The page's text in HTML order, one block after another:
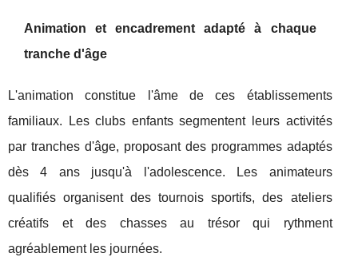
Animation et encadrement adapté à chaque
tranche d'âge
L'animation constitue l'âme de ces établissements
familiaux. Les clubs enfants segmentent leurs activités
par tranches d'âge, proposant des programmes adaptés
dès 4 ans jusqu'à l'adolescence. Les animateurs
qualifiés organisent des tournois sportifs, des ateliers
créatifs et des chasses au trésor qui rythment
agréablement les journées.